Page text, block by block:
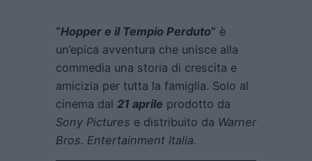
“Hopper e il Tempio Perduto” è
un’epica avventura che unisce alla
commedia una storia di crescita e
amicizia per tutta la famiglia. Solo al
cinema dal 21 aprile prodotto da
Sony Pictures e distribuito da Warner
Bros. Entertainment Italia.